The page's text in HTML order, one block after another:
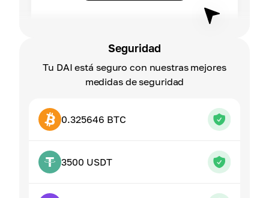
0.325646 BTC
3500 USDT
Seguridad
Tu DAI está seguro con nuestras mejores
medidas de seguridad